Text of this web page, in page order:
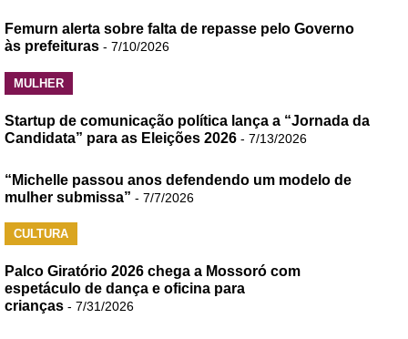
Femurn alerta sobre falta de repasse pelo Governo
às prefeituras - 7/10/2026
MULHER
Startup de comunicação política lança a “Jornada da
Candidata” para as Eleições 2026 - 7/13/2026
“Michelle passou anos defendendo um modelo de
mulher submissa” - 7/7/2026
CULTURA
Palco Giratório 2026 chega a Mossoró com
espetáculo de dança e oficina para
crianças - 7/31/2026